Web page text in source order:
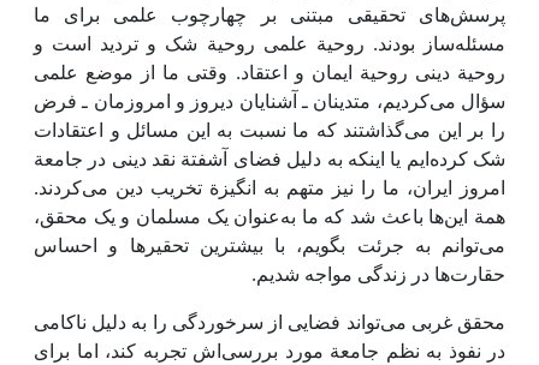
پرسش‌های تحقیقی مبتنی بر چهارچوب علمی‌ برای ما
مسئله‌ساز بودند. روحیة علمی روحیة شک و تردید است و
روحیة دینی روحیة ایمان و اعتقاد. وقتی ما از موضع علمی‌
سؤال می‌کردیم، متدینان ـ آشنایان دیروز و امروزمان ـ فرض
را بر‌ این می‌گذاشتند که ما نسبت به‌ این مسائل و اعتقادات
شک کرده‌ایم یا ‌اینکه به دلیل فضای آشفتة نقد دینی در جامعة
امروز ‌ایران، ما را نیز متهم به انگیزة تخریب دین می‌کردند.
همة‌ این‌ها باعث شد که ما به‌عنوان یک مسلمان و یک محقق،
می‌توانم به جرئت بگویم، با بیشترین تحقیرها و احساس
حقارت‌ها در زندگی‌ مواجه شدیم.
محقق غربی می‌تواند فضایی از سرخوردگی را به دلیل ناکامی
‌در نفوذ به نظم جامعة مورد بررسی‌اش تجربه کند، اما برای